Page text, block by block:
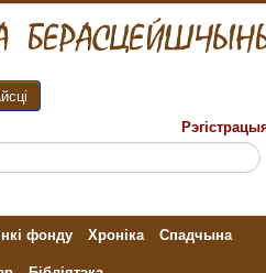
фонду Хроніка
Спадчына